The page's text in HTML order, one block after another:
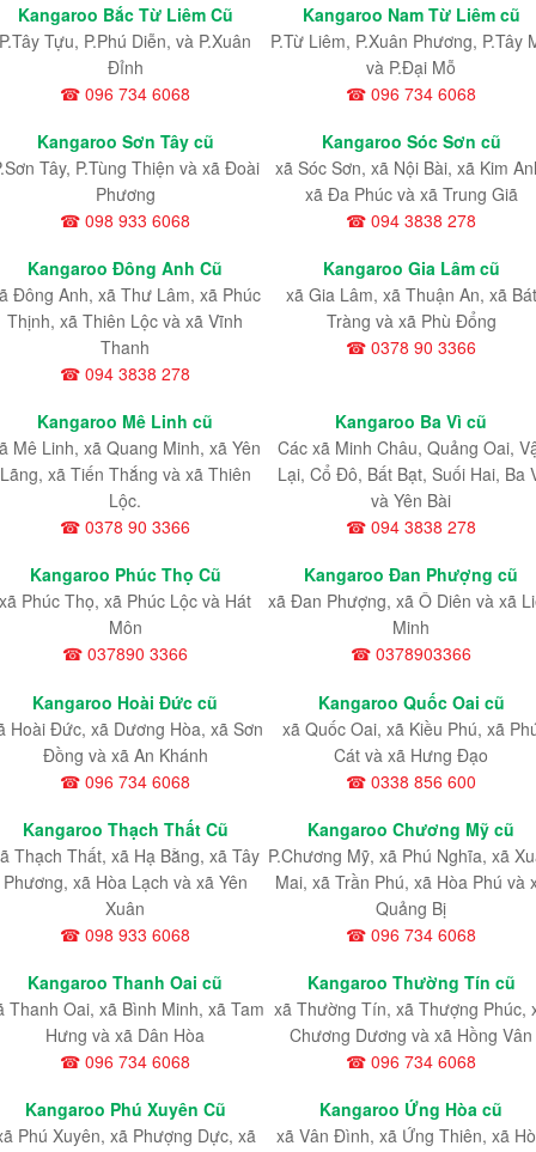
Kangaroo Bắc Từ Liêm Cũ
P.Tây Tựu, P.Phú Diễn, và P.Xuân
Đỉnh
☎ 096 734 6068
Kangaroo Nam Từ Liêm cũ
P.Từ Liêm, P.Xuân Phương, P.Tây
và P.Đại Mỗ
☎ 096 734 6068
Kangaroo Sơn Tây cũ
Tây, P.Tùng Thiện và xã Đoài
Phương
☎ 098 933 6068
Kangaroo Sóc Sơn cũ
xã Sóc Sơn, xã Nội Bài, xã Kim
xã Đa Phúc và xã Trung Giã
☎ 094 3838 278
Kangaroo Đông Anh Cũ
Đông Anh, xã Thư Lâm, xã Phúc
Thịnh, xã Thiên Lộc và xã Vĩnh
Thanh
☎ 094 3838 278
Kangaroo Gia Lâm cũ
xã Gia Lâm, xã Thuận An, xã Bát
Tràng và xã Phù Đổng
☎ 0378 90 3366
Kangaroo Mê Linh cũ
Mê Linh, xã Quang Minh, xã Yên
Lãng, xã Tiến Thắng và xã Thiên
Lộc.
☎ 0378 90 3366
Kangaroo Ba Vì cũ
Các xã Minh Châu, Quảng Oai,
Lại, Cổ Đô, Bất Bạt, Suối Hai, Ba
và Yên Bài
☎ 094 3838 278
Kangaroo Phúc Thọ Cũ
xã Phúc Thọ, xã Phúc Lộc và Hát
Môn
☎ 037890 3366
Kangaroo Đan Phượng cũ
xã Đan Phượng, xã Ô Diên và xã
Minh
☎ 0378903366
Kangaroo Hoài Đức cũ
Hoài Đức, xã Dương Hòa, xã Sơn
Đồng và xã An Khánh
☎ 096 734 6068
Kangaroo Quốc Oai cũ
xã Quốc Oai, xã Kiều Phú, xã
Cát và xã Hưng Đạo
☎ 0338 856 600
Kangaroo Thạch Thất Cũ
Thạch Thất, xã Hạ Bằng, xã Tây
Phương, xã Hòa Lạch và xã Yên
Xuân
☎ 098 933 6068
Kangaroo Chương Mỹ cũ
P.Chương Mỹ, xã Phú Nghĩa, xã
Mai, xã Trần Phú, xã Hòa Phú và
Quảng Bị
☎ 096 734 6068
Kangaroo Thanh Oai cũ
Thanh Oai, xã Bình Minh, xã Tam
Hưng và xã Dân Hòa
☎ 096 734 6068
Kangaroo Thường Tín cũ
xã Thường Tín, xã Thượng Phúc,
Chương Dương và xã Hồng Vân
☎ 096 734 6068
Kangaroo Phú Xuyên Cũ
Phú Xuyên, xã Phượng Dực, xã
Kangaroo Ứng Hòa cũ
xã Vân Đình, xã Ứng Thiên, xã